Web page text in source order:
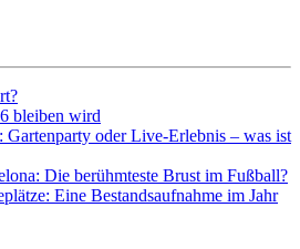
bleiben wird
oder Live-Erlebnis – was ist
Die berühmteste Brust im Fußball?
Eine Bestandsaufnahme im Jahr